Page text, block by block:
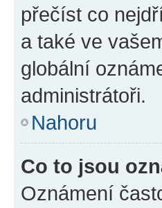
přečíst co
a také ve
globální
administrátoři.
Nahoru
Co to jsou
Oznámení